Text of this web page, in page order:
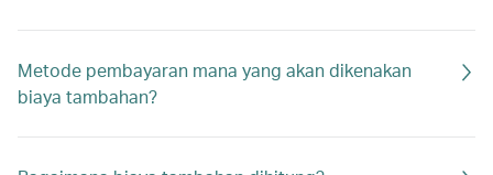
Metode pembayaran mana yang akan dikenakan
biaya tambahan?